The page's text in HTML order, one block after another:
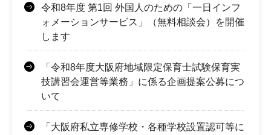
令和8年度 第1回 外国人のための「一日インフ
ォメーションサービス」（無料相談会）を開催
します
「令和8年度大阪府地域限定保育士試験保育実
技講習会運営等業務」に係る企画提案公募につ
いて
「大阪府私立専修学校・各種学校設置認可等に